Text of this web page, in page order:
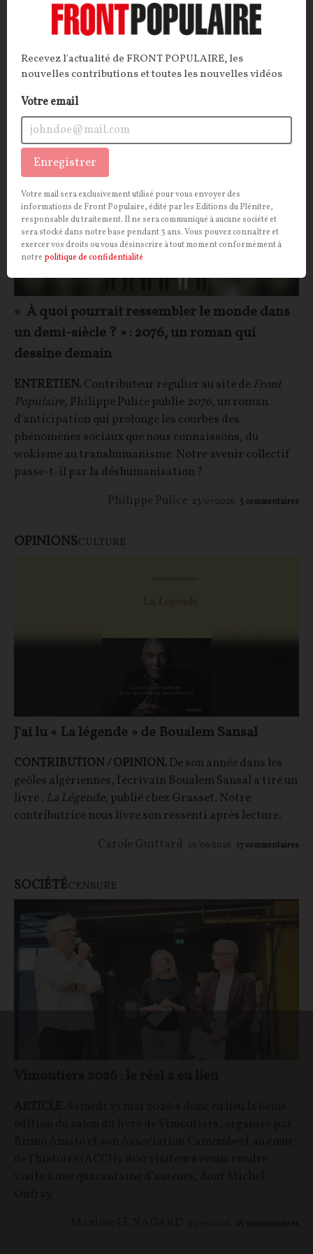
Dans les maisons, les secrets murumurent
recueil de nouvelles articulé autour d'un thème : les
maisons, que nous habitons et qui nous habitent.
Frank LANOT
26/07/2026
CULTURESOCIÉTÉ
« À quoi pourrait ressembler le monde dans
un demi-siècle ? » : 2076, un roman qui
dessine demain
ENTRETIEN.Contributeur régulier au site de Front
Populaire, Philippe Pulice publie 2076, un roman
d'anticipation qui prolonge les courbes des
phénomènes sociaux que nous connaissons, du
wokisme au transhumanisme. Notre avenir collectif
passe-t-il par la déshumanisation ?
Philippe Pulice 23/07/2026 5 commentaires
OPINIONSCULTURE
J'ai lu « La légende » de Boualem Sansal
CONTRIBUTION / OPINION.De son année dans les
geôles algériennes, l'écrivain Boualem Sansal a tiré un
livre : La Légende, publié chez Grasset. Notre
contributrice nous livre son ressenti après lecture.
Carole Guittard 28/06/2026 17commentaires
SOCIÉTÉCENSURE
Recevez l'actualité de FRONT POPULAIRE, les
nouvelles contributions et toutes les nouvelles vidéos
Votre email
Enregistrer
Votre mail sera exclusivement utilisé pour vous envoyer des
informations de Front Populaire, édité par les Editions du Plénitre,
responsable du traitement. Il ne sera communiqué à aucune société et
sera stocké dans notre base pendant 3 ans. Vous pouvez connaître et
exercer vos droits ou vous désinscrire à tout moment conformément à
notre politique de confidentialité